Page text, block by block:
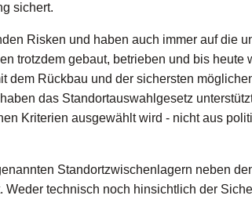
sichert.
Risken und haben auch immer auf die
trotzdem gebaut, betrieben und bis heute
dem Rückbau und der sichersten
das Standortauswahlgesetz
Kriterien ausgewählt wird - nicht aus
Standortzwischenlagern neben
technisch noch hinsichtlich der